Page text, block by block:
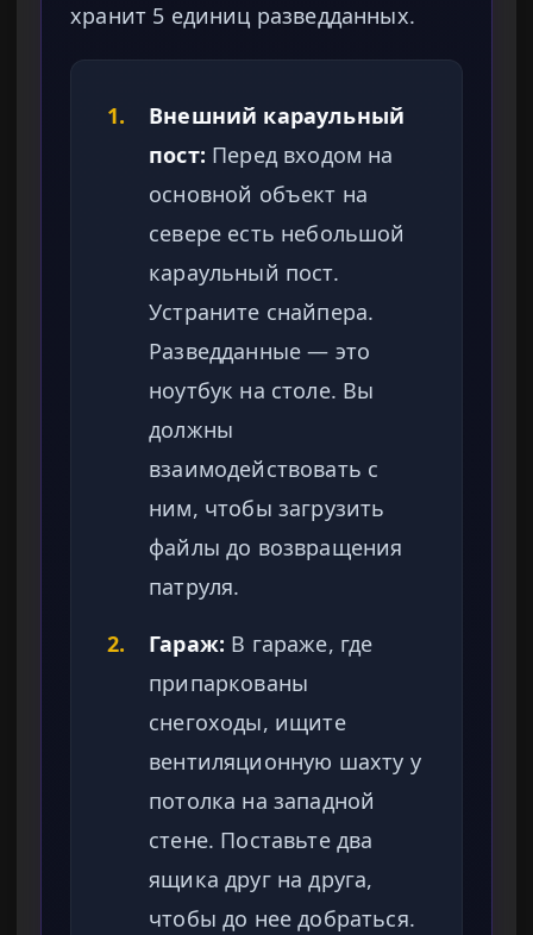
хранит 5 единиц разведданных.
1.
Внешний караульный
пост: Перед входом на
основной объект на
севере есть небольшой
караульный пост.
Устраните снайпера.
Разведданные — это
ноутбук на столе. Вы
должны
взаимодействовать с
ним, чтобы загрузить
файлы до возвращения
патруля.
2.
Гараж: В гараже, где
припаркованы
снегоходы, ищите
вентиляционную шахту у
потолка на западной
стене. Поставьте два
ящика друг на друга,
чтобы до нее добраться.